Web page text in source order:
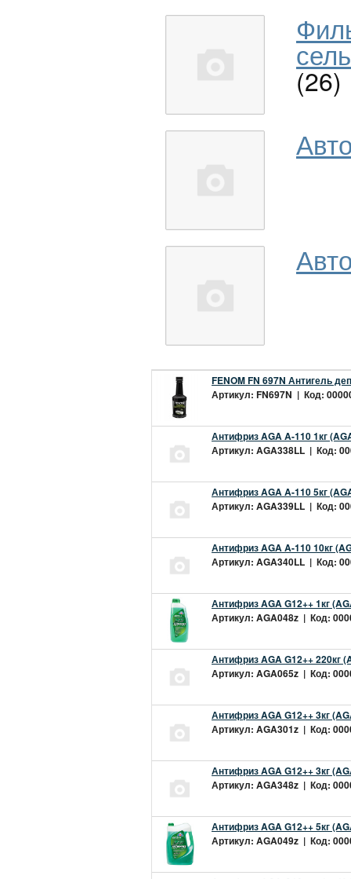
(26)
FENOM FN 697N Антигель
Артикул: FN697N | Код:
Антифриз AGA A-110 1кг
Артикул: AGA338LL | Код:
Антифриз AGA A-110 5кг
Артикул: AGA339LL | Код:
Антифриз AGA A-110 10кг
Артикул: AGA340LL | Код:
Антифриз AGA G12++ 1кг
Артикул: AGA048z | Код:
Антифриз AGA G12++ 220кг
Артикул: AGA065z | Код:
Антифриз AGA G12++ 3кг
Артикул: AGA301z | Код:
Антифриз AGA G12++ 3кг
Артикул: AGA348z | Код:
Антифриз AGA G12++ 5кг
Артикул: AGA049z | Код: